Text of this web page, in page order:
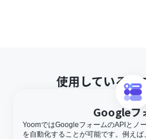
使用しているア
Googleフ
YoomではGoogleフォームのAPIとノ
を自動化することが可能です。例え